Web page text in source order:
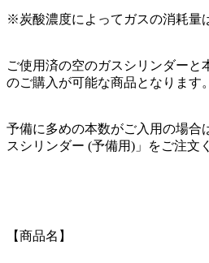
※炭酸濃度によってガスの消耗量
ご使用済の空のガスシリンダーと
のご購入が可能な商品となります。
予備に多めの本数がご入用の場合
スシリンダー (予備用)」をご注文
【商品名】